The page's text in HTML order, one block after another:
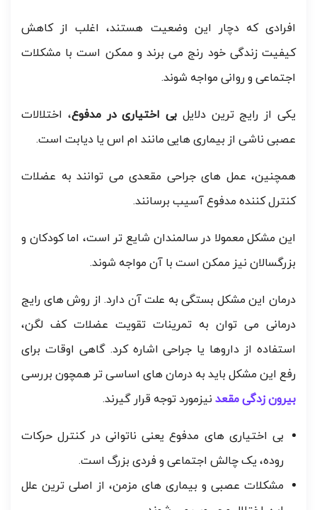
افرادی که دچار این وضعیت هستند، اغلب از کاهش
کیفیت زندگی خود رنج می برند و ممکن است با مشکلات
اجتماعی و روانی مواجه شوند.
یکی از رایج ترین دلایل بی اختیاری در مدفوع، اختلالات
عصبی ناشی از بیماری هایی مانند ام اس یا دیابت است.
همچنین، عمل های جراحی مقعدی می توانند به عضلات
کنترل کننده مدفوع آسیب برسانند.
این مشکل معمولا در سالمندان شایع تر است، اما کودکان و
بزرگسالان نیز ممکن است با آن مواجه شوند.
درمان این مشکل بستگی به علت آن دارد. از روش های رایج
درمانی می توان به تمرینات تقویت عضلات کف لگن،
استفاده از داروها یا جراحی اشاره کرد. گاهی اوقات برای
رفع این مشکل باید به درمان های اساسی تر همچون بررسی
بیرون زدگی مقعد نیزمورد توجه قرار گیرند.
بی اختیاری های مدفوع یعنی ناتوانی در کنترل حرکات
روده، یک چالش اجتماعی و فردی بزرگ است.
مشکلات عصبی و بیماری های مزمن، از اصلی ترین علل